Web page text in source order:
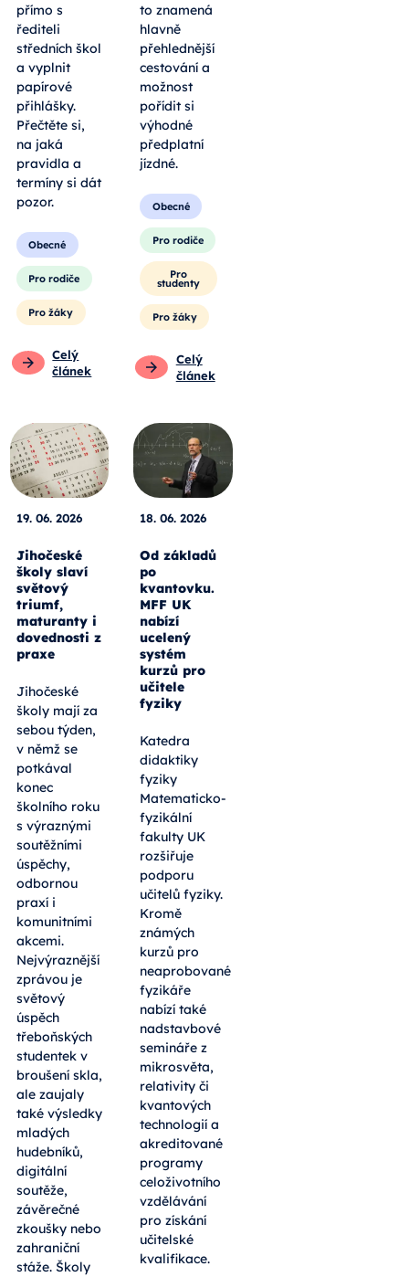
přímo s
řediteli
středních škol
a vyplnit
papírové
přihlášky.
Přečtěte si,
na jaká
pravidla a
termíny si dát
pozor.
Obecné
Pro rodiče
Pro žáky
Celý
článek
to znamená
hlavně
přehlednější
cestování a
možnost
pořídit si
výhodné
předplatní
jízdné.
Obecné
Pro rodiče
Pro
studenty
Pro žáky
Celý
článek
19. 06. 2026
Jihočeské
školy slaví
světový
triumf,
maturanty i
dovednosti z
praxe
Jihočeské
školy mají za
sebou týden,
v němž se
potkával
konec
školního roku
s výraznými
soutěžními
úspěchy,
odbornou
praxí i
komunitními
akcemi.
Nejvýraznější
zprávou je
světový
úspěch
třeboňských
studentek v
broušení skla,
ale zaujaly
také výsledky
mladých
hudebníků,
digitální
soutěže,
závěrečné
zkoušky nebo
zahraniční
stáže. Školy
18. 06. 2026
Od základů
po
kvantovku.
MFF UK
nabízí
ucelený
systém
kurzů pro
učitele
fyziky
Katedra
didaktiky
fyziky
Matematicko-
fyzikální
fakulty UK
rozšiřuje
podporu
učitelů fyziky.
Kromě
známých
kurzů pro
neaprobované
fyzikáře
nabízí také
nadstavbové
semináře z
mikrosvěta,
relativity či
kvantových
technologií a
akreditované
programy
celoživotního
vzdělávání
pro získání
učitelské
kvalifikace.